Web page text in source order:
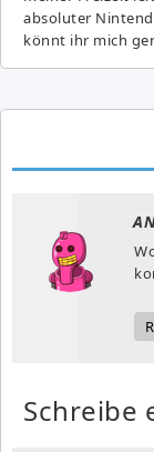
absoluter
könnt ihr mich
Schreibe